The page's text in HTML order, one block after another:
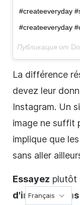
#createeveryday
#createeveryday
Публикация от
La différence
devez leur
Instagram. Un
image ne suffit
implique que
sans aller
Essayez plutôt
d'informations
Français